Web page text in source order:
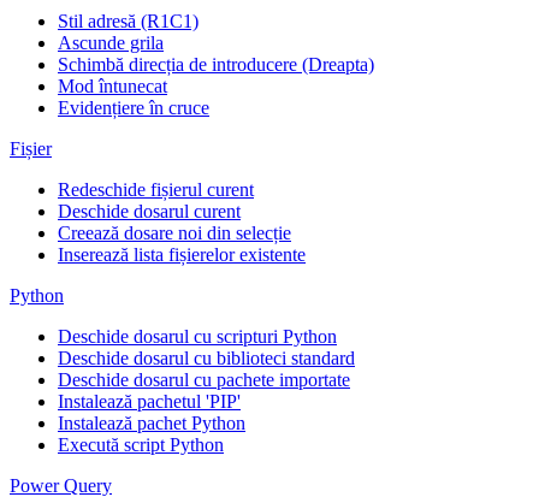
Stil adresă (R1C1)
Ascunde grila
Schimbă direcția de introducere (Dreapta)
Mod întunecat
Evidențiere în cruce
Fișier
Redeschide fișierul curent
Deschide dosarul curent
Creează dosare noi din selecție
Inserează lista fișierelor existente
Python
Deschide dosarul cu scripturi Python
Deschide dosarul cu biblioteci standard
Deschide dosarul cu pachete importate
Instalează pachetul 'PIP'
Instalează pachet Python
Execută script Python
Power Query